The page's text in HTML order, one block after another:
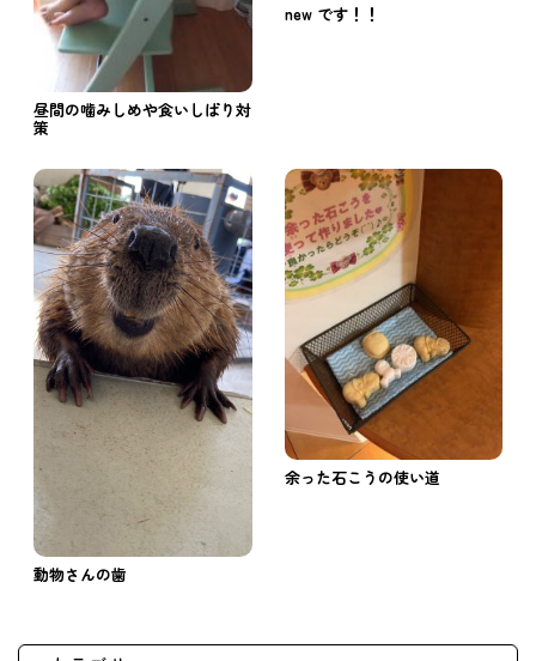
昼間の噛みしめや食いしばり対
策
new です！！
動物さんの歯
余った石こうの使い道